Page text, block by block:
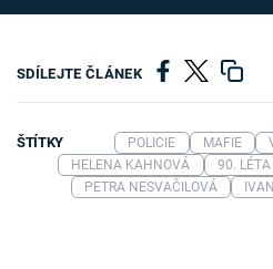
SDÍLEJTE ČLÁNEK
ŠTÍTKY POLICIE MAFIE
HELENA KAHNOVÁ
90. LÉTA
PETRA NESVAČILOVÁ